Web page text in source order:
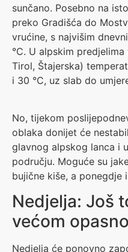
sunčano. Posebno na
preko Gradišća do
vrućine, s najvišim
°C. U alpskim
Tirol, Štajerska)
i 30 °C, uz slab do
No, tijekom
oblaka donijet će
glavnog alpskog lanca i
području. Moguće su
bujične kiše, a ponegdje
Nedjelja: Još
većom
Nedjelja će ponovno